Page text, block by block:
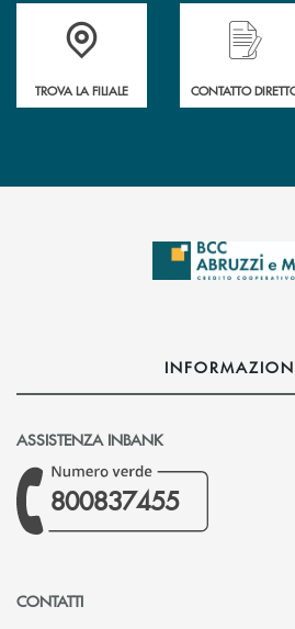
Accedi all' elenco completo delle filiali .
TROVA LA FILIALE CONTATTO
ASSISTENZA INBANK
800837455
CONTATTI